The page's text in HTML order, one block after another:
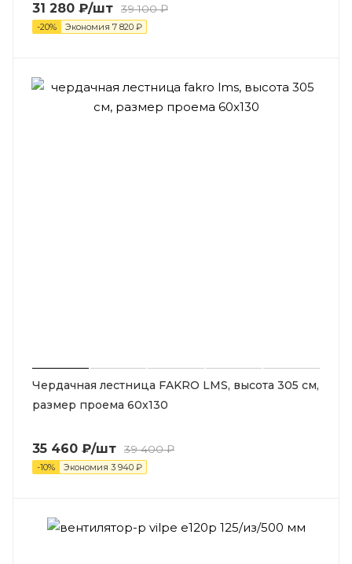
31 280 ₽/шт 39 100₽
-20% Экономия 7 820 ₽
Чердачная лестница FAKRO LMS, высота 305 см,
размер проема 60x130
35 460 ₽/шт 39 400₽
-10% Экономия 3 940 ₽